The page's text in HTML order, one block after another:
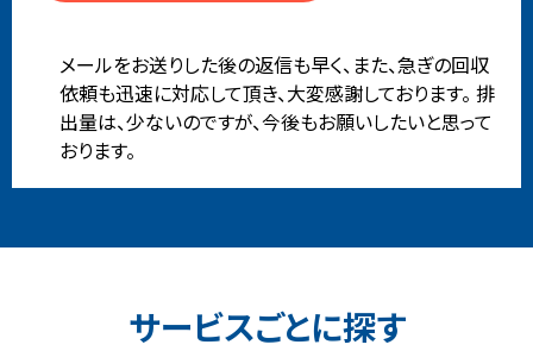
メールをお送りした後の返信も早く、また、急ぎの回収
依頼も迅速に対応して頂き、大変感謝しております。 排
出量は、少ないのですが、今後もお願いしたいと思って
おります。
サービスごとに探す